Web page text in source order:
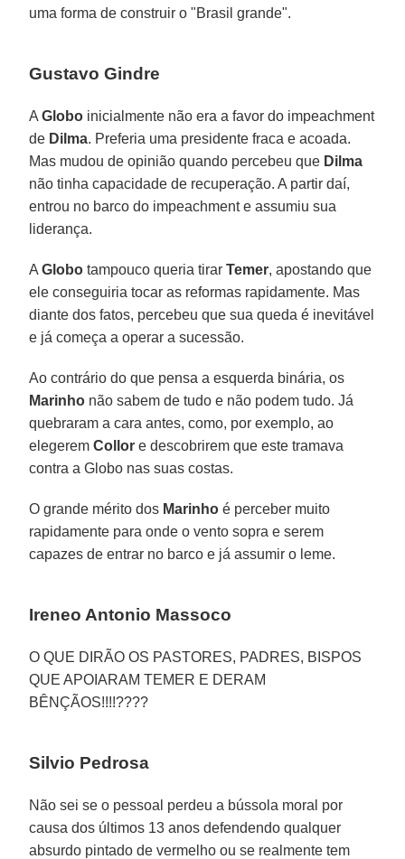
uma forma de construir o "Brasil grande".
Gustavo Gindre
AGlobo inicialmente não era a favor do impeachment
de Dilma. Preferia uma presidente fraca e acoada.
Mas mudou de opinião quando percebeu que Dilma
não tinha capacidade de recuperação. A partir daí,
entrou no barco do impeachment e assumiu sua
liderança.
AGlobo tampouco queria tirarTemer, apostando que
ele conseguiria tocar as reformas rapidamente. Mas
diante dos fatos, percebeu que sua queda é inevitável
e já começa a operar a sucessão.
Ao contrário do que pensa a esquerda binária, os
Marinho não sabem de tudo e não podem tudo. Já
quebraram a cara antes, como, por exemplo, ao
elegeremCollor e descobrirem que este tramava
contra a Globo nas suas costas.
O grande mérito dos Marinho é perceber muito
rapidamente para onde o vento sopra e serem
capazes de entrar no barco e já assumir o leme.
Ireneo Antonio Massoco
O QUE DIRÃO OS PASTORES, PADRES, BISPOS
QUE APOIARAM TEMER E DERAM
BÊNÇÃOS!!!!????
Silvio Pedrosa
Não sei se o pessoal perdeu a bússola moral por
causa dos últimos 13 anos defendendo qualquer
absurdo pintado de vermelho ou se realmente tem